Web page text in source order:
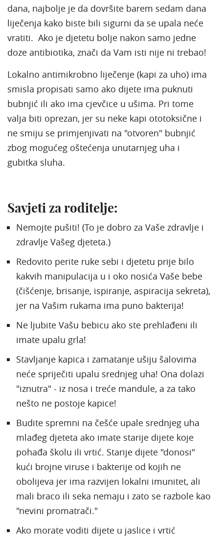
dana, najbolje je da dovršite barem sedam dana
liječenja kako biste bili sigurni da se upala neće
vratiti. Ako je djetetu bolje nakon samo jedne
doze antibiotika, znači da Vam isti nije ni trebao!
Lokalno antimikrobno liječenje (kapi za uho) ima
smisla propisati samo ako dijete ima puknuti
bubnjić ili ako ima cjevčice u ušima. Pri tome
valja biti oprezan, jer su neke kapi ototoksične i
ne smiju se primjenjivati na "otvoren" bubnjić
zbog mogućeg oštećenja unutarnjeg uha i
gubitka sluha.
Savjeti za roditelje:
Nemojte pušiti! (To je dobro za Vaše zdravlje i
zdravlje Vašeg djeteta.)
Redovito perite ruke sebi i djetetu prije bilo
kakvih manipulacija u i oko nosića Vaše bebe
(čišćenje, brisanje, ispiranje, aspiracija sekreta),
jer na Vašim rukama ima puno bakterija!
Ne ljubite Vašu bebicu ako ste prehlađeni ili
imate upalu grla!
Stavljanje kapica i zamatanje ušiju šalovima
neće spriječiti upalu srednjeg uha! Ona dolazi
"iznutra" - iz nosa i treće mandule, a za tako
nešto ne postoje kapice!
Budite spremni na češće upale srednjeg uha
mlađeg djeteta ako imate starije dijete koje
pohađa školu ili vrtić. Starije dijete "donosi"
kući brojne viruse i bakterije od kojih ne
obolijeva jer ima razvijen lokalni imunitet, ali
mali braco ili seka nemaju i zato se razbole kao
"nevini promatrači."
Ako morate voditi dijete u jaslice i vrtić